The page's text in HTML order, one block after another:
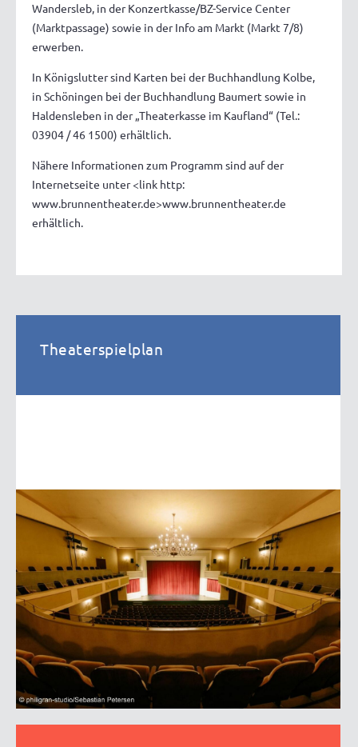
Wandersleb, in der Konzertkasse/BZ-Service Center
(Marktpassage) sowie in der Info am Markt (Markt 7/8)
erwerben.
In Königslutter sind Karten bei der Buchhandlung Kolbe,
in Schöningen bei der Buchhandlung Baumert sowie in
Haldensleben in der „Theaterkasse im Kaufland“ (Tel.:
03904 / 46 1500) erhältlich.
Nähere Informationen zum Programm sind auf der
Internetseite unter <link http:
www.brunnentheater.de>www.brunnentheater.de
erhältlich.
Theaterspielplan